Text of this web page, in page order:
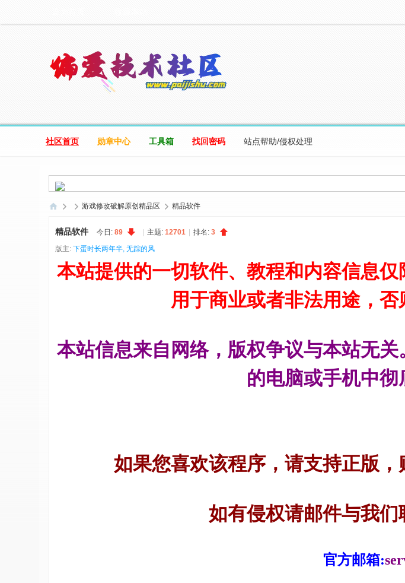
社区首页 勋章中心 工具箱 找回密码 站点帮助/侵权处理
术
偏
游戏修改破解原创精品区 精品软件
精品软件 今日: 89 主题: 12701 排名: 3
版主: 下蛋时长两年半, 无踪的风
本站提供的一切软件、教程和内容信息
用于商业或者非法用途，否
本站信息来自网络，版权争议与本站无
的电脑或手机中彻
如果您喜欢该程序，请支持正版，
如有侵权请邮件与我们
官方邮箱: